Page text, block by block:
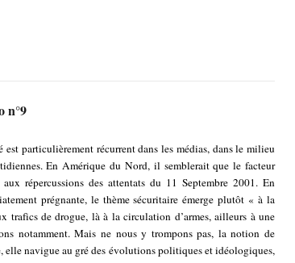
n°9
particulièrement récurrent dans les médias, dans le milieu
En Amérique du Nord, il semblerait que le facteur
répercussions des attentats du 11 Septembre 2001. En
prégnante, le thème sécuritaire émerge plutôt « à la
de drogue, là à la circulation d’armes, ailleurs à une
notamment. Mais ne nous y trompons pas, la notion de
elle navigue au gré des évolutions politiques et idéologiques,